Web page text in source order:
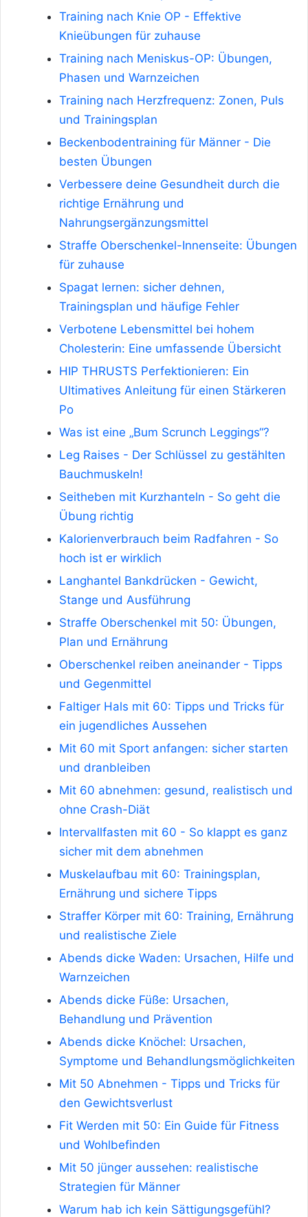
Training nach Knie OP - Effektive
Knieübungen für zuhause
Training nach Meniskus-OP: Übungen,
Phasen und Warnzeichen
Training nach Herzfrequenz: Zonen, Puls
und Trainingsplan
Beckenbodentraining für Männer - Die
besten Übungen
Verbessere deine Gesundheit durch die
richtige Ernährung und
Nahrungsergänzungsmittel
Straffe Oberschenkel-Innenseite: Übungen
für zuhause
Spagat lernen: sicher dehnen,
Trainingsplan und häufige Fehler
Verbotene Lebensmittel bei hohem
Cholesterin: Eine umfassende Übersicht
HIP THRUSTS Perfektionieren: Ein
Ultimatives Anleitung für einen Stärkeren
Po
Was ist eine „Bum Scrunch Leggings“?
Leg Raises - Der Schlüssel zu gestählten
Bauchmuskeln!
Seitheben mit Kurzhanteln - So geht die
Übung richtig
Kalorienverbrauch beim Radfahren - So
hoch ist er wirklich
Langhantel Bankdrücken - Gewicht,
Stange und Ausführung
Straffe Oberschenkel mit 50: Übungen,
Plan und Ernährung
Oberschenkel reiben aneinander - Tipps
und Gegenmittel
Faltiger Hals mit 60: Tipps und Tricks für
ein jugendliches Aussehen
Mit 60 mit Sport anfangen: sicher starten
und dranbleiben
Mit 60 abnehmen: gesund, realistisch und
ohne Crash-Diät
Intervallfasten mit 60 - So klappt es ganz
sicher mit dem abnehmen
Muskelaufbau mit 60: Trainingsplan,
Ernährung und sichere Tipps
Straffer Körper mit 60: Training, Ernährung
und realistische Ziele
Abends dicke Waden: Ursachen, Hilfe und
Warnzeichen
Abends dicke Füße: Ursachen,
Behandlung und Prävention
Abends dicke Knöchel: Ursachen,
Symptome und Behandlungsmöglichkeiten
Mit 50 Abnehmen - Tipps und Tricks für
den Gewichtsverlust
Fit Werden mit 50: Ein Guide für Fitness
und Wohlbefinden
Mit 50 jünger aussehen: realistische
Strategien für Männer
Warum hab ich kein Sättigungsgefühl?